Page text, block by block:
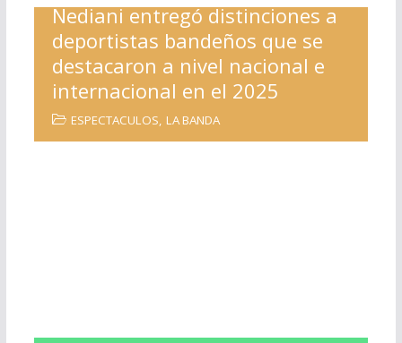
Nediani entregó distinciones a
deportistas bandeños que se
destacaron a nivel nacional e
internacional en el 2025
ESPECTACULOS, LA BANDA